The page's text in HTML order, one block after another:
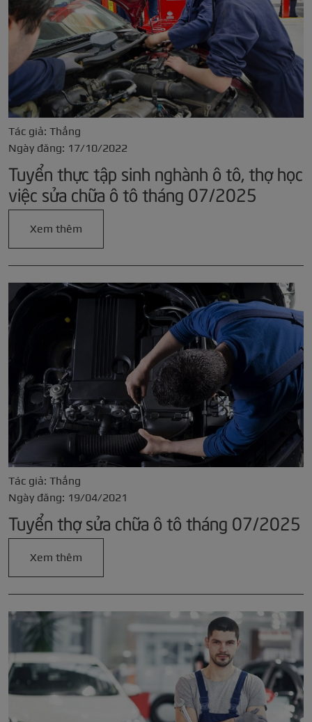
Tác giả: Thắng
Ngày đăng: 17/10/2022
Tuyển thực tập sinh nghành ô tô, thợ học
việc sửa chữa ô tô tháng 07/2025
Xem thêm
Tác giả: Thắng
Ngày đăng: 19/04/2021
Tuyển thợ sửa chữa ô tô tháng 07/2025
Xem thêm